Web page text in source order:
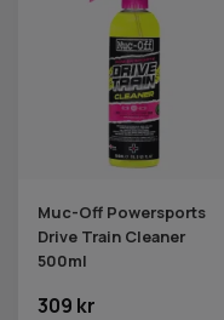
Muc-Off Powersports
Drive Train Cleaner
500ml
309 kr